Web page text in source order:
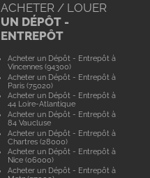
ACHETER / LOUER
UN DÉPÔT -
ENTREPÔT
Acheter un Dépôt - Entrepôt à
Vincennes (94300)
Acheter un Dépôt - Entrepôt à
Paris (75020)
Acheter un Dépôt - Entrepôt à
44 Loire-Atlantique
Acheter un Dépôt - Entrepôt à
84 Vaucluse
Acheter un Dépôt - Entrepôt à
Chartres (28000)
Acheter un Dépôt - Entrepôt à
Nice (06000)
Acheter un Dépôt - Entrepôt à